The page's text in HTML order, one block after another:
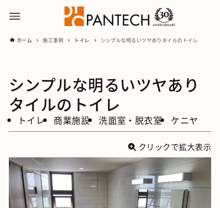
ホーム 施工事例 トイレ シンプルな明るいツヤありタイルのトイレ
シンプルな明るいツヤあり
タイルのトイレ
トイレ 商業施設 洗面室・脱衣室 ケニヤ
クリックで拡大表示